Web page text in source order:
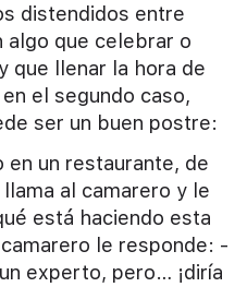
distendidos entre
algo que celebrar o
que llenar la hora de
el segundo caso,
ser un buen postre:
en un restaurante, de
al camarero y le
está haciendo esta
le responde: -
experto, pero… ¡diría